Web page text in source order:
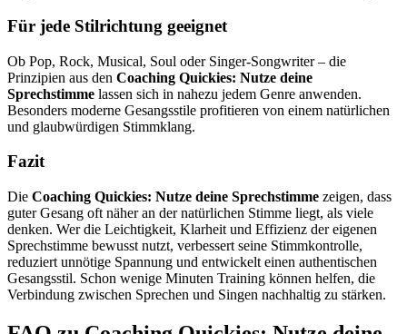
Für jede Stilrichtung geeignet
Ob Pop, Rock, Musical, Soul oder Singer-Songwriter – die
Prinzipien aus den Coaching Quickies: Nutze deine
Sprechstimme lassen sich in nahezu jedem Genre anwenden.
Besonders moderne Gesangsstile profitieren von einem natürlichen
und glaubwürdigen Stimmklang.
Fazit
Die Coaching Quickies: Nutze deine Sprechstimme zeigen, dass
guter Gesang oft näher an der natürlichen Stimme liegt, als viele
denken. Wer die Leichtigkeit, Klarheit und Effizienz der eigenen
Sprechstimme bewusst nutzt, verbessert seine Stimmkontrolle,
reduziert unnötige Spannung und entwickelt einen authentischen
Gesangsstil. Schon wenige Minuten Training können helfen, die
Verbindung zwischen Sprechen und Singen nachhaltig zu stärken.